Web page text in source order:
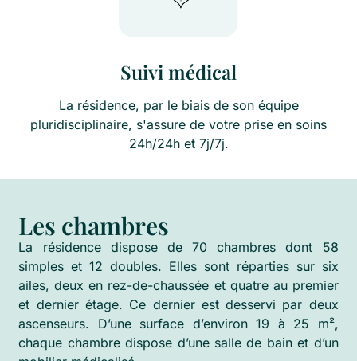
Suivi médical
La résidence, par le biais de son équipe
pluridisciplinaire, s'assure de votre prise en soins
24h/24h et 7j/7j.
Les chambres
La résidence dispose de 70 chambres dont 58
simples et 12 doubles. Elles sont réparties sur six
ailes, deux en rez-de-chaussée et quatre au premier
et dernier étage. Ce dernier est desservi par deux
ascenseurs. D’une surface d’environ 19 à 25 m²,
chaque chambre dispose d’une salle de bain et d’un